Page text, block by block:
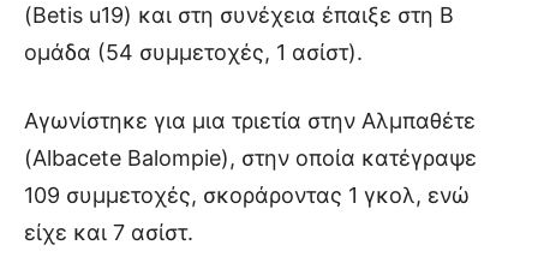
(Betis u19) και στη συνέχεια έπαιξε στη Β
ομάδα (54 συμμετοχές, 1 ασίστ).
Αγωνίστηκε για μια τριετία στην Αλμπαθέτε
(Albacete Balompie), στην οποία κατέγραψε
109 συμμετοχές, σκοράροντας 1 γκολ, ενώ
είχε και 7 ασίστ.